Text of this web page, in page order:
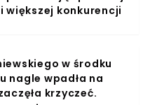
większej konkurencji
w środku
nagle wpadła na
krzyczeć.